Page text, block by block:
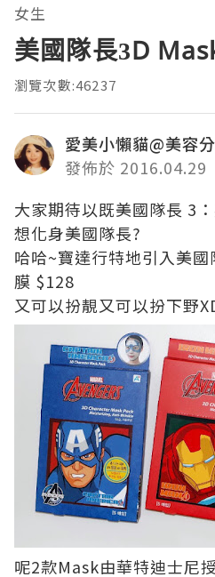
女生
美國隊長3D
瀏覽次數:46237
愛美小懶貓@美容
發佈於 2016.04.29
大家期待以既美國隊長 3
想化身美國隊長?
哈哈~寶達行特地引入美
膜 $128
又可以扮靚又可以扮下野
呢2款Mask由華特迪士尼